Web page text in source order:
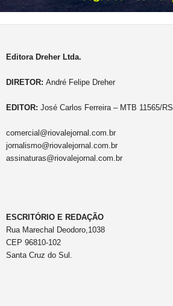
Editora Dreher Ltda.
DIRETOR: André Felipe Dreher
EDITOR: José Carlos Ferreira – MTB 11565/RS
comercial@riovalejornal.com.br
jornalismo@riovalejornal.com.br
assinaturas@riovalejornal.com.br
ESCRITÓRIO E REDAÇÃO
Rua Marechal Deodoro,1038
CEP 96810-102
Santa Cruz do Sul.